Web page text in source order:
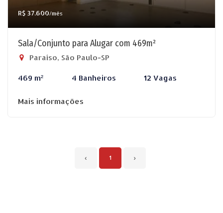
R$ 37.600/mês
Sala/Conjunto para Alugar com 469m²
Paraíso, São Paulo-SP
469 m² 4 Banheiros 12 Vagas
Mais informações
‹ 1 ›